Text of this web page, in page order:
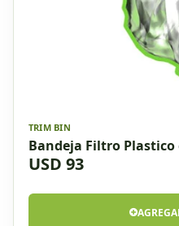
TRIM BIN
Bandeja Filtro Plastico
USD 93